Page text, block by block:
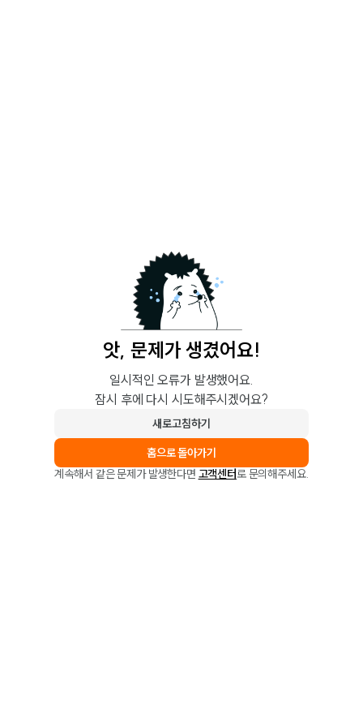
앗, 문제가 생겼어요!
일시적인 오류가 발생했어요.
잠시 후에 다시 시도해주시겠어요?
새로고침하기
홈으로 돌아가기
계속해서 같은 문제가 발생한다면 고객센터로 문의해주세요.